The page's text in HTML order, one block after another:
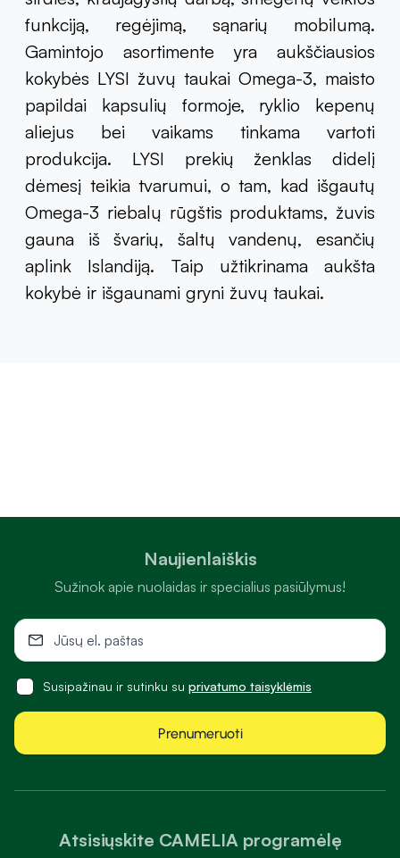
funkciją, regėjimą, sąnarių mobilumą.
Gamintojo asortimente yra aukščiausios
kokybės LYSI žuvų taukai Omega-3, maisto
papildai kapsulių formoje, ryklio kepenų
aliejus bei vaikams tinkama vartoti
produkcija. LYSI prekių ženklas didelį
dėmesį teikia tvarumui, o tam, kad išgautų
Omega-3 riebalų rūgštis produktams, žuvis
gauna iš švarių, šaltų vandenų, esančių
aplink Islandiją. Taip užtikrinama aukšta
kokybė ir išgaunami gryni žuvų taukai.
Atsisiųskite CAMELIA programėlę
Naujienlaiškis
Sužinok apie nuolaidas ir specialius pasiūlymus!
Susipažinau ir sutinku su privatumo taisyklėmis
Prenumeruoti